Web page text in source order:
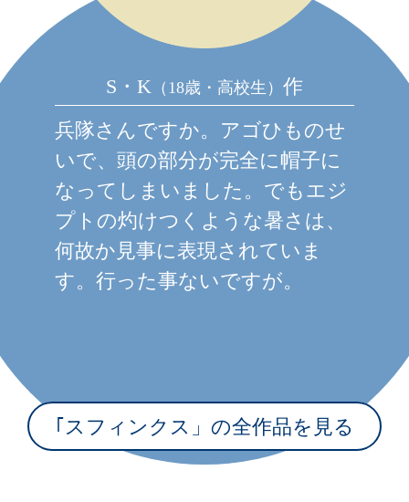
S・K （18歳・高校生） 作
兵隊さんですか。アゴひものせ
いで、頭の部分が完全に帽子に
なってしまいました。でもエジ
プトの灼けつくような暑さは、
何故か見事に表現されていま
す。行った事ないですが。
｢スフィンクス」の全作品を見る